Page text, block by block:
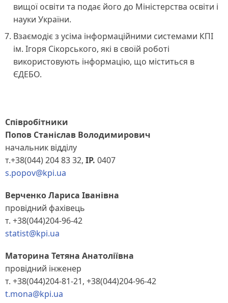
вищої освіти та подає його до Міністерства освіти і
науки України.
Взаємодіє з усіма інформаційними системами КПІ
ім. Ігоря Сікорського, які в своїй роботі
використовують інформацію, що міститься в
ЄДЕБО.
Співробітники
Попов Станіслав Володимирович
начальник відділу
т.+38(044) 204 83 32, ІР. 0407
s.popov@kpi.ua
Верченко Лариса Іванівна
провідний фахівець
т. +38(044)204-96-42
statist@kpi.ua
Маторина Тетяна Анатоліївна
провідний інженер
т. +38(044)204-81-21, +38(044)204-96-42
t.mona@kpi.ua